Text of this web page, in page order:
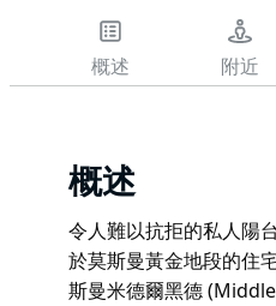
概述 附近
概述
令人難以抗拒的私人陽
於莫斯曼黃金地段的住
斯曼米德爾黑德